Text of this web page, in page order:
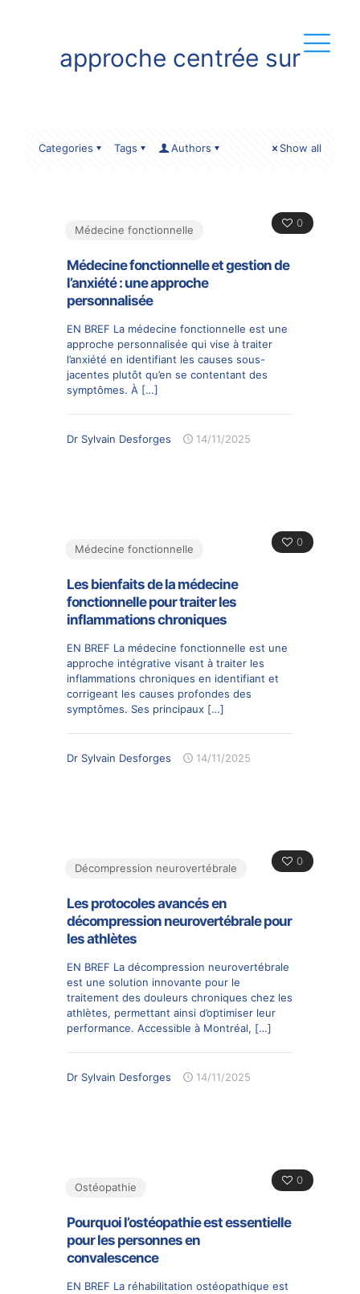
approche centrée sur
Categories Tags Authors Show all
0
Médecine fonctionnelle
Médecine fonctionnelle et gestion de
l’anxiété : une approche
personnalisée
EN BREF La médecine fonctionnelle est une
approche personnalisée qui vise à traiter
l’anxiété en identifiant les causes sous-
jacentes plutôt qu’en se contentant des
symptômes. À […]
Dr Sylvain Desforges 14/11/2025
0
Médecine fonctionnelle
Les bienfaits de la médecine
fonctionnelle pour traiter les
inflammations chroniques
EN BREF La médecine fonctionnelle est une
approche intégrative visant à traiter les
inflammations chroniques en identifiant et
corrigeant les causes profondes des
symptômes. Ses principaux […]
Dr Sylvain Desforges 14/11/2025
0
Décompression neurovertébrale
Les protocoles avancés en
décompression neurovertébrale pour
les athlètes
EN BREF La décompression neurovertébrale
est une solution innovante pour le
traitement des douleurs chroniques chez les
athlètes, permettant ainsi d’optimiser leur
performance. Accessible à Montréal, […]
Dr Sylvain Desforges 14/11/2025
0
Ostéopathie
Pourquoi l’ostéopathie est essentielle
pour les personnes en
convalescence
EN BREF La réhabilitation ostéopathique est